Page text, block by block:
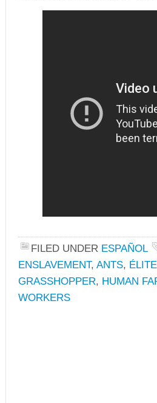
FILED UNDER ESPAÑOL
ENSLAVEMENT, ANTS,
GRASSHOPPER, HUMAN
WORKERS